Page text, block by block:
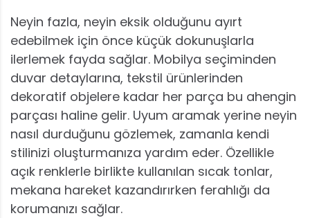
Neyin fazla, neyin eksik olduğunu ayırt
edebilmek için önce küçük dokunuşlarla
ilerlemek fayda sağlar. Mobilya seçiminden
duvar detaylarına, tekstil ürünlerinden
dekoratif objelere kadar her parça bu ahengin
parçası haline gelir. Uyum aramak yerine neyin
nasıl durduğunu gözlemek, zamanla kendi
stilinizi oluşturmanıza yardım eder. Özellikle
açık renklerle birlikte kullanılan sıcak tonlar,
mekana hareket kazandırırken ferahlığı da
korumanızı sağlar.